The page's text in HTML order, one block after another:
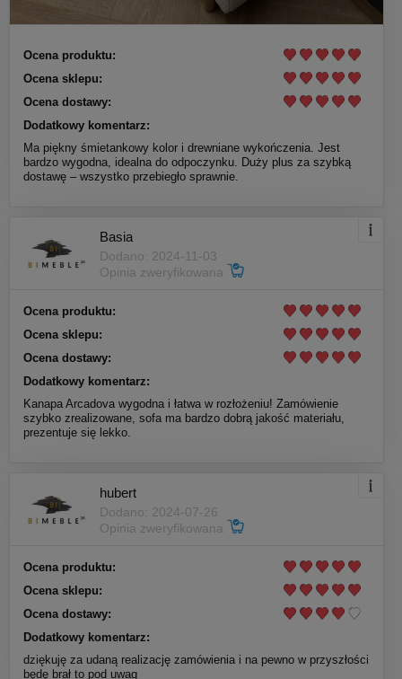
Ocena produktu:
Ocena sklepu:
Ocena dostawy:
Dodatkowy komentarz:
Ma piękny śmietankowy kolor i drewniane wykończenia. Jest
bardzo wygodna, idealna do odpoczynku. Duży plus za szybką
dostawę – wszystko przebiegło sprawnie.
Basia
Dodano: 2024-11-03
Opinia zweryfikowana
Ocena produktu:
Ocena sklepu:
Ocena dostawy:
Dodatkowy komentarz:
Kanapa Arcadova wygodna i łatwa w rozłożeniu! Zamówienie
szybko zrealizowane, sofa ma bardzo dobrą jakość materiału,
prezentuje się lekko.
hubert
Dodano: 2024-07-26
Opinia zweryfikowana
Ocena produktu:
Ocena sklepu:
Ocena dostawy:
Dodatkowy komentarz:
dziękuję za udaną realizację zamówienia i na pewno w przyszłości
będę brał to pod uwag